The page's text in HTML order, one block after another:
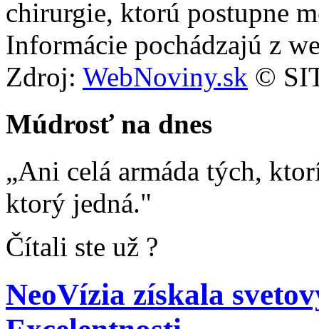
chirurgie, ktorú postupne
Informácie pochádzajú z
Zdroj: WebNoviny.sk ©
Múdrosť na dnes
„Ani celá armáda tých,
ktorý jedná."
Čítali ste už ?
NeoVízia získala